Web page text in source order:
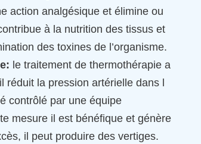
action analgésique et élimine ou
à la nutrition des tissus et
des toxines de l’organisme.
le traitement de thermothérapie a
réduit la pression artérielle dans l
contrôlé par une équipe
mesure il est bénéfique et génère
il peut produire des vertiges.